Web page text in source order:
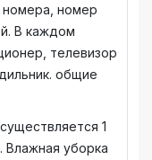
номер
В каждом
телевизор
общие
1
Влажная уборка